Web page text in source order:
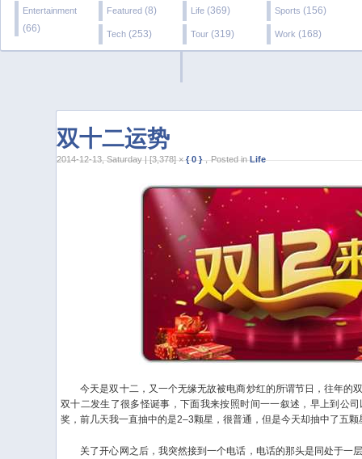
Entertainment
(66)
Featured (8) Life (369) Sports (156)
Tech (253) Tour (319) Work (168)
双十二运势
2014-12-13, Saturday | [3,378] ×{ 0 }，Posted inLife
今天是双十二，又一个无缘无故被电商炒红的所谓节日，往年的
双十二发生了很多怪诞事，下面我来按照时间一一叙述，早上到公
奖，前几天我一直抽中的是2–3颗星，很普通，但是今天却抽中了五
关了开心网之后，我突然接到一个电话，电话的那头是同处于一